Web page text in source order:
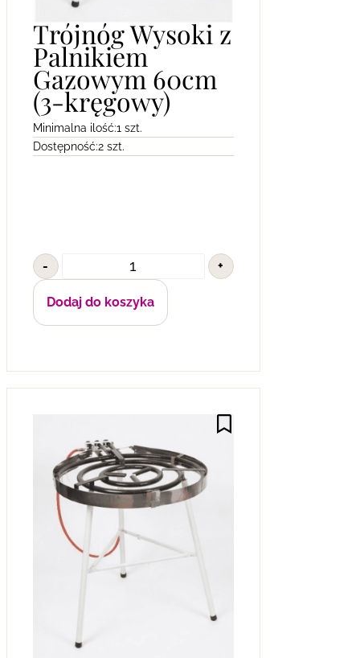
Trójnóg Wysoki z
Palnikiem
Gazowym 60cm
(3-kręgowy)
Minimalna ilość:1 szt.
Dostępność:2 szt.
- +
Dodaj do koszyka